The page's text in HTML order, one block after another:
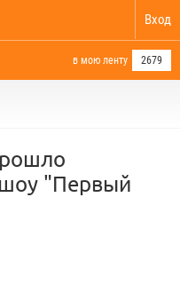
Вход
в мою ленту 2679
шоу "Первый